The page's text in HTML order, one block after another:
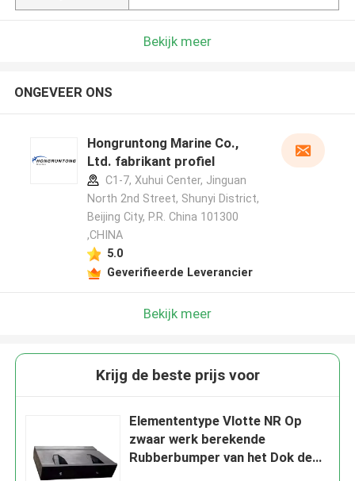
Bekijk meer
ONGEVEER ONS
Hongruntong Marine Co.,
Ltd. fabrikant profiel
C1-7, Xuhui Center, Jinguan
North 2nd Street, Shunyi District,
Beijing City, P.R. China 101300
,CHINA
5.0
Geverifieerde Leverancier
Bekijk meer
Krijg de beste prijs voor
Elemententype Vlotte NR Op
zwaar werk berekende
Rubberbumper van het Dok de